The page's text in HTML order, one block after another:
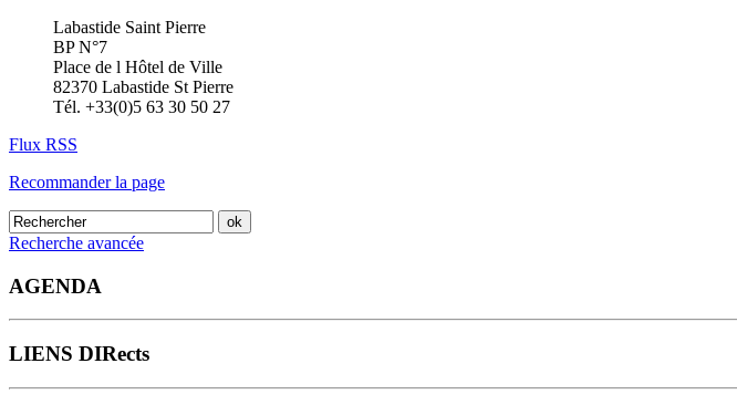
Labastide Saint Pierre
BP N°7
Place de l Hôtel de Ville
82370 Labastide St Pierre
Tél. +33(0)5 63 30 50 27
Flux RSS
Recommander la page
Recherche avancée
AGENDA
LIENS DIRects